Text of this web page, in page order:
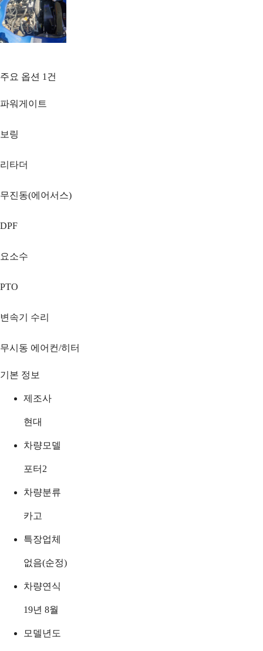
주요 옵션 1 건
파워게이트
보링
리타더
무진동(에어서스)
DPF
요소수
PTO
변속기 수리
무시동 에어컨/히터
기본 정보
제조사
현대
차량모델
포터2
차량분류
카고
특장업체
없음(순정)
차량연식
19년 8월
모델년도